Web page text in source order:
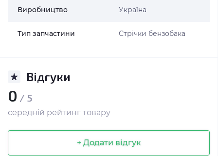
Виробництво Україна
Тип запчастини Стрічки бензобака
Відгуки
0 / 5
середній рейтинг товару
+ Додати відгук